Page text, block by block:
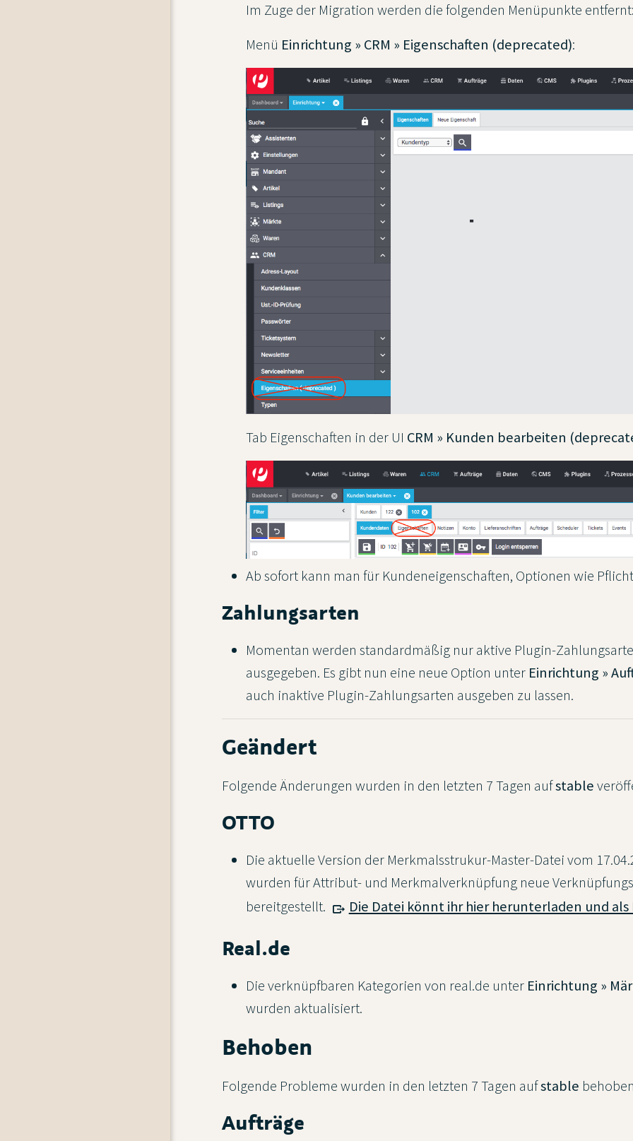
Im Zuge der Migration werden die folgenden Menüpunkte entfernt:
Menü Einrichtung » CRM » Eigenschaften (deprecated):
Tab Eigenschaften in der UI CRM » Kunden bearbeiten
Ab sofort kann man für Kundeneigenschaften, Optionen wie
Zahlungsarten
Momentan werden standardmäßig nur aktive Plugin-
ausgegeben. Es gibt nun eine neue Option unter Einrichtung »
auch inaktive Plugin-Zahlungsarten ausgeben zu lassen.
Geändert
Folgende Änderungen wurden in den letzten 7 Tagen aufstable
OTTO
Die aktuelle Version der Merkmalsstrukur-Master-Datei vom
wurden für Attribut- und Merkmalverknüpfung neue
bereitgestellt.
Die Datei könnt ihr hier herunterladen und
Real.de
Die verknüpfbaren Kategorien von real.de unter Einrichtung »
wurden aktualisiert.
Behoben
Folgende Probleme wurden in den letzten 7 Tagen aufstable
Aufträge